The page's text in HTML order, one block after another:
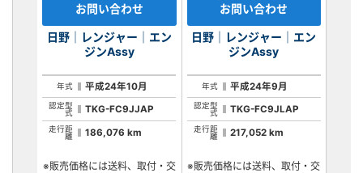
お問い合わせ
日野｜レンジャー｜エン
ジンAssy
年式 平成24年10月
認定型
式
TKG-FC9JJAP
走行距
離
186,076 km
※販売価格には送料、取付・交
お問い合わせ
日野｜レンジャー｜エン
ジンAssy
年式 平成24年9月
認定型
式
TKG-FC9JLAP
走行距
離
217,052 km
※販売価格には送料、取付・交